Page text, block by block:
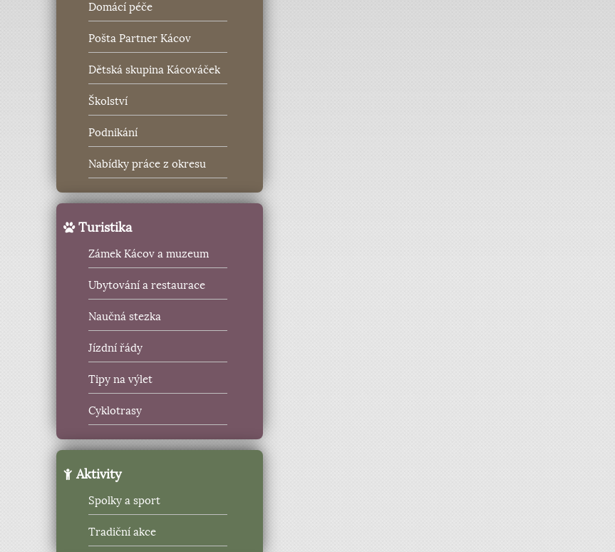
Domácí péče
Pošta Partner Kácov
Dětská skupina Kácováček
Školství
Podnikání
Nabídky práce z okresu
Turistika
Zámek Kácov a muzeum
Ubytování a restaurace
Naučná stezka
Jízdní řády
Tipy na výlet
Cyklotrasy
Aktivity
Spolky a sport
Tradiční akce